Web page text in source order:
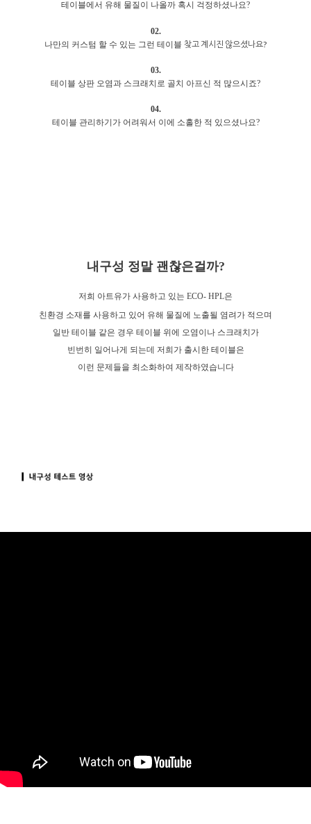
테이블에서 유해 물질이 나올까 혹시 걱정하셨나요?
02.
나만의 커스텀 할 수 있는 그런 테이블 찾고 계시진 않으셨나요?
03.
테이블 상판 오염과 스크래치로 골치 아프신 적 많으시죠?
04.
테이블 관리하기가 어려워서 이에 소홀한 적 있으셨나요?
내구성 정말 괜찮은걸까?
저희 아트유가 사용하고 있는 ECO- HPL은
친환경 소재를 사용하고 있어 유해 물질에 노출될 염려가 적으며
일반 테이블 같은 경우 테이블 위에 오염이나 스크래치가
빈번히 일어나게 되는데 저희가 출시한 테이블은
이런 문제들을 최소화하여 제작하였습니다